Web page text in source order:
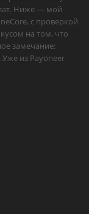
Ниже — мой
с проверкой
на том, что
замечание:
Уже из Payoneer